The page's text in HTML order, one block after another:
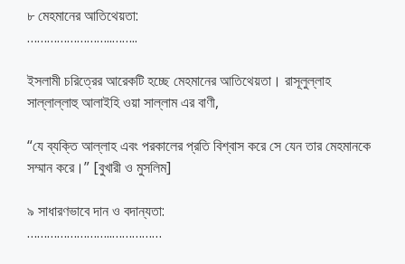
৮ মেহমানের আতিথেয়তা:
……………………..……..
ইসলামী চরিত্রের আরেকটি হচ্ছে মেহমানের আতিথেয়তা। রাসূলুল্লাহ
সাল্লাল্লাহু আলাইহি ওয়া সাল্লাম এর বাণী,
“যে ব্যক্তি আল্লাহ এবং পরকালের প্রতি বিশ্বাস করে সে যেন তার মেহমানকে
সম্মান করে।” [বুখারী ও মুসলিম]
৯ সাধারণভাবে দান ও বদান্যতা:
……………………..……………